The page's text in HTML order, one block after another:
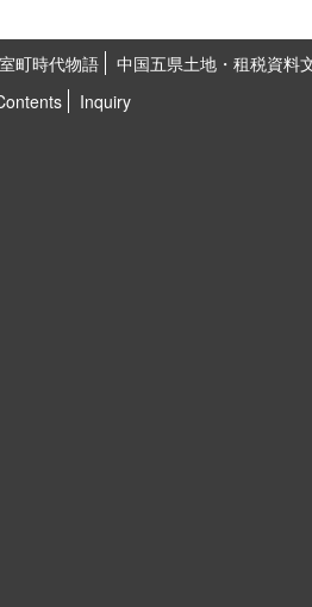
町時代物語
中国五県土地・租税資料
Inquiry